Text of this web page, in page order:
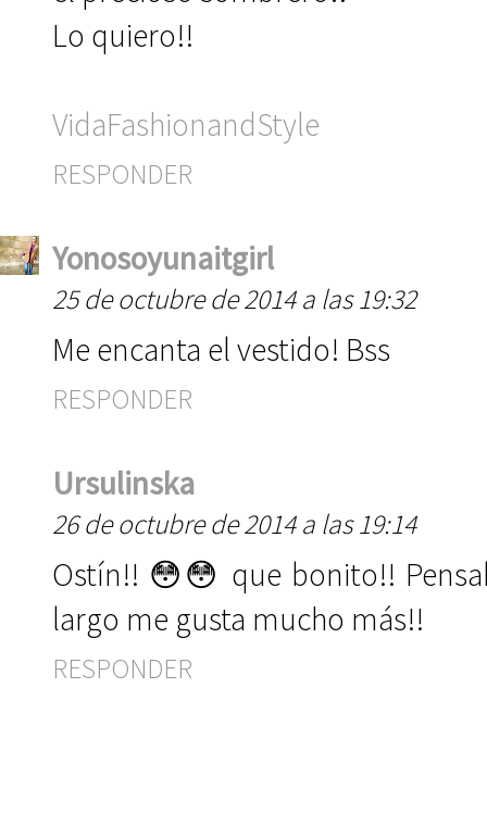
Lo quiero!!
VidaFashionandStyle
RESPONDER
Yonosoyunaitgirl
25 de octubre de 2014 a las 19:32
Me encanta el vestido! Bss
RESPONDER
Ursulinska
26 de octubre de 2014 a las 19:14
Ostín!! 😳😳 que bonito!!
largo me gusta mucho más!!
RESPONDER